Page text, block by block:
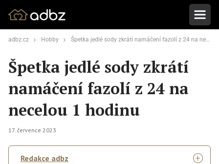
adbz.cz Hobby Špetka jedlé sody zkrátí namáčení fazolí z 24 na necelou 1 hodinu
Špetka jedlé sody zkrátí
namáčení fazolí z 24 na
necelou 1 hodinu
17. července 2023
Redakce adbz